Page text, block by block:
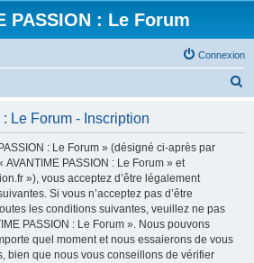
PASSION : Le Forum
Connexion
Le Forum - Inscription
: Le Forum » (désigné ci-après par
PASSION : Le Forum » et
»), vous acceptez d’être légalement
Si vous n’acceptez pas d’être
les conditions suivantes, veuillez ne pas
PASSION : Le Forum ». Nous pouvons
quel moment et nous essaierons de vous
bien que nous vous conseillons de vérifier